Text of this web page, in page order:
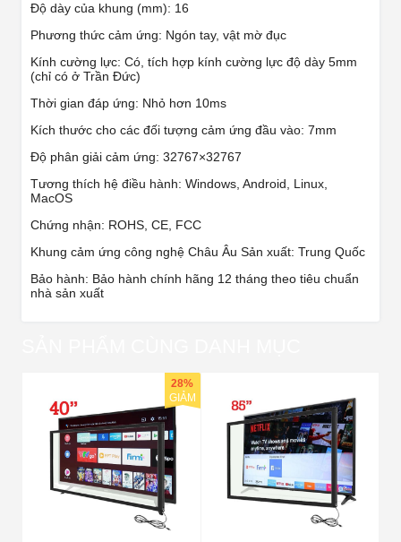
Độ dày của khung (mm): 16
Phương thức cảm ứng: Ngón tay, vật mờ đục
Kính cường lực: Có, tích hợp kính cường lực độ dày 5mm
(chỉ có ở Trần Đức)
Thời gian đáp ứng: Nhỏ hơn 10ms
Kích thước cho các đối tượng cảm ứng đầu vào: 7mm
Độ phân giải cảm ứng: 32767×32767
Tương thích hệ điều hành: Windows, Android, Linux,
MacOS
Chứng nhận: ROHS, CE, FCC
Khung cảm ứng công nghệ Châu Âu Sản xuất: Trung Quốc
Bảo hành: Bảo hành chính hãng 12 tháng theo tiêu chuẩn
nhà sản xuất
28%
GIẢM